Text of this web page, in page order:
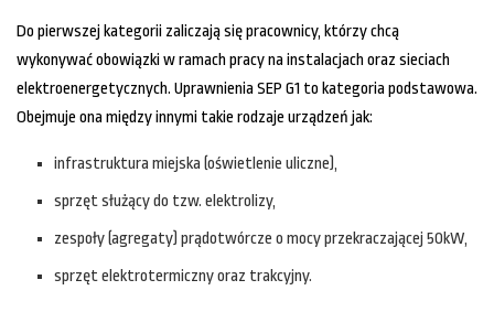
Do pierwszej kategorii zaliczają się pracownicy, którzy chcą
wykonywać obowiązki w ramach pracy na instalacjach oraz sieciach
elektroenergetycznych. Uprawnienia SEP G1 to kategoria podstawowa.
Obejmuje ona między innymi takie rodzaje urządzeń jak:
infrastruktura miejska (oświetlenie uliczne),
sprzęt służący do tzw. elektrolizy,
zespoły (agregaty) prądotwórcze o mocy przekraczającej 50kW,
sprzęt elektrotermiczny oraz trakcyjny.